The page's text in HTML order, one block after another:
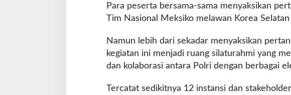
d
e
d
E
u
o
Para peserta bersama-sama menyaksikan
Tim Nasional Meksiko melawan Korea
Namun lebih dari sekadar menyaksikan
kegiatan ini menjadi ruang silaturahmi yang
dan kolaborasi antara Polri dengan berbagai
Tercatat sedikitnya 12 instansi dan